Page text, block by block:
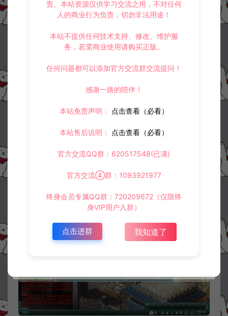
责。本站资源仅供学习交流之用，不对任何
人的商业行为负责，切勿非法用途！
本站不提供任何技术支持、修改、维护服
务，若需商业使用请购买正版。
任何问题都可以添加官方交流群交流提问！
感谢一路的陪伴！
本站免责声明： 点击查看（必看）
本站售后说明： 点击查看（必看）
官方交流QQ群：620517548(已满)
官方交流④群：1093921977
终身会员专属QQ群：720209672（仅限终
身VIP用户入群）
点击进群 我知道了